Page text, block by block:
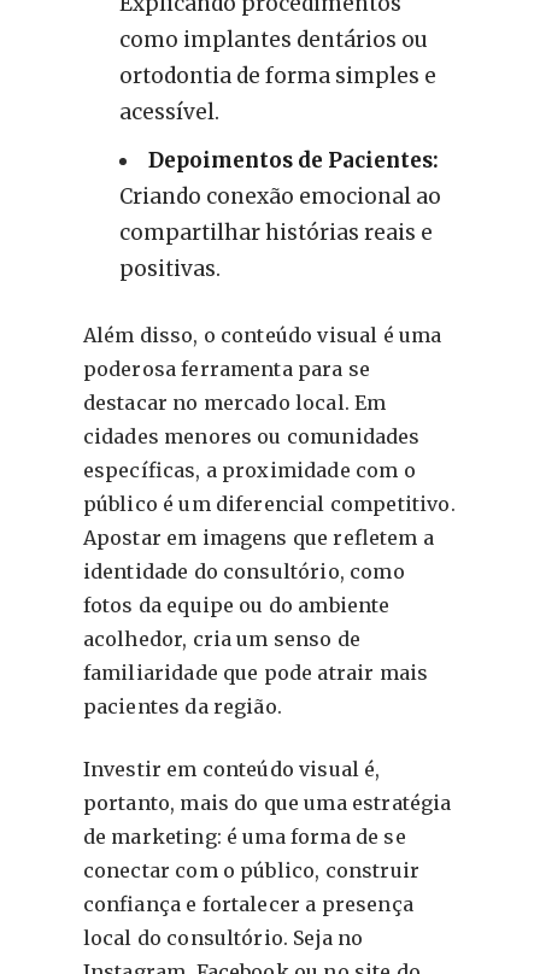
como implantes dentários ou
ortodontia de forma simples e
acessível.
Depoimentos de Pacientes:
Criando conexão emocional ao
compartilhar histórias reais e
positivas.
Além disso, o conteúdo visual é uma
poderosa ferramenta para se
destacar no mercado local. Em
cidades menores ou comunidades
específicas, a proximidade com o
público é um diferencial competitivo.
Apostar em imagens que refletem a
identidade do consultório, como
fotos da equipe ou do ambiente
acolhedor, cria um senso de
familiaridade que pode atrair mais
pacientes da região.
Investir em conteúdo visual é,
portanto, mais do que uma estratégia
de marketing: é uma forma de se
conectar com o público, construir
confiança e fortalecer a presença
local do consultório. Seja no